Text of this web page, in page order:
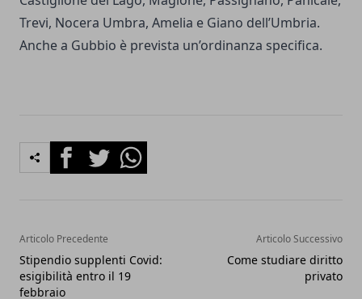
Trevi, Nocera Umbra, Amelia e Giano dell’Umbria.
Anche a Gubbio è prevista un’ordinanza specifica.
FacebookTwitterWhatsapp
Articolo Precedente
Stipendio supplenti Covid:
esigibilità entro il 19
febbraio
Articolo Successivo
Come studiare diritto
privato